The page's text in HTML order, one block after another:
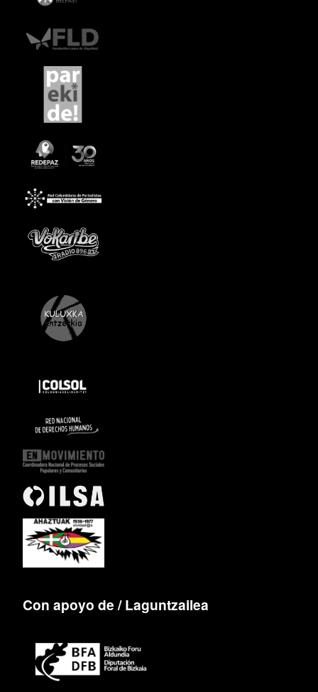
Con apoyo de / Laguntzailea